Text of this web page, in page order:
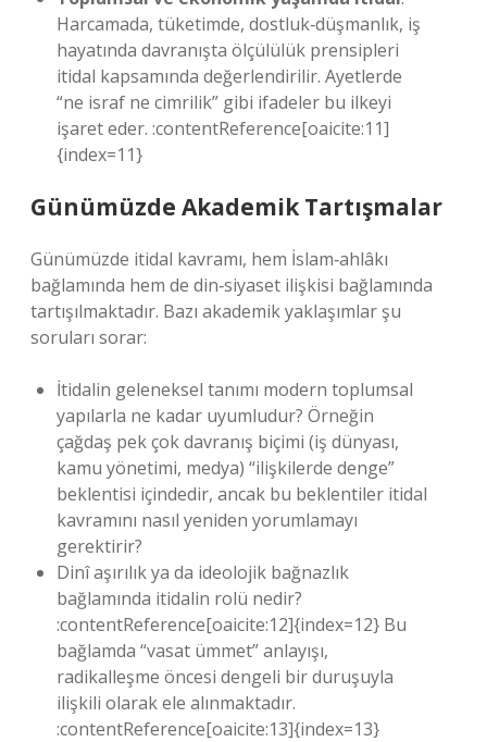
Harcamada, tüketimde, dostluk‐düşmanlık, iş
hayatında davranışta ölçülülük prensipleri
itidal kapsamında değerlendirilir. Ayetlerde
“ne israf ne cimrilik” gibi ifadeler bu ilkeyi
işaret eder. :contentReference[oaicite:11]
{index=11}
Günümüzde Akademik Tartışmalar
Günümüzde itidal kavramı, hem İslam‐ahlâkı
bağlamında hem de din‐siyaset ilişkisi bağlamında
tartışılmaktadır. Bazı akademik yaklaşımlar şu
soruları sorar:
İtidalin geleneksel tanımı modern toplumsal
yapılarla ne kadar uyumludur? Örneğin
çağdaş pek çok davranış biçimi (iş dünyası,
kamu yönetimi, medya) “ilişkilerde denge”
beklentisi içindedir, ancak bu beklentiler itidal
kavramını nasıl yeniden yorumlamayı
gerektirir?
Dinî aşırılık ya da ideolojik bağnazlık
bağlamında itidalin rolü nedir?
:contentReference[oaicite:12]{index=12} Bu
bağlamda “vasat ümmet” anlayışı,
radikalleşme öncesi dengeli bir duruşuyla
ilişkili olarak ele alınmaktadır.
:contentReference[oaicite:13]{index=13}